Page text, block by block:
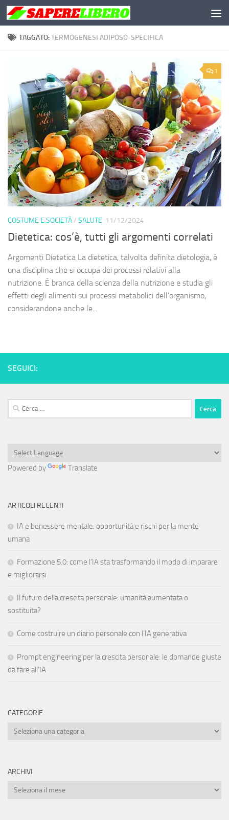
Salta al contenuto
TAGGATO:TERMOGENESI ADIPOSO-SPECIFICA
1
COSTUME E SOCIETÀ/ SALUTE 11/12/2024
Dietetica: cos’è, tutti gli argomenti correlati
Argomenti Dietetica La dietetica, talvolta definita dietologia, è
una disciplina che si occupa dei processi relativi alla
nutrizione. È branca della scienza della nutrizione e studia gli
effetti degli alimenti sui processi metabolici dell’organismo,
considerandone anche le...
SEGUICI:
Ricerca
per:
Powered by Translate
ARTICOLI RECENTI
IA e benessere mentale: opportunità e rischi per la mente
umana
Formazione 5.0: come l’IA sta trasformando il modo di imparare
e migliorarsi
Il futuro della crescita personale: umanità aumentata o
sostituita?
Come costruire un diario personale con l’IA generativa
Prompt engineering per la crescita personale: le domande giuste
da fare all’IA
CATEGORIE
Categorie
ARCHIVI
Archivi